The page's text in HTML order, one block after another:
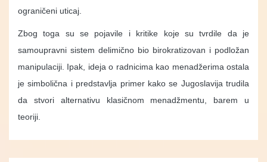
ograničeni uticaj.
Zbog toga su se pojavile i kritike koje su tvrdile da je
samoupravni sistem delimično bio birokratizovan i podložan
manipulaciji. Ipak, ideja o radnicima kao menadžerima ostala
je simbolična i predstavlja primer kako se Jugoslavija trudila
da stvori alternativu klasičnom menadžmentu, barem u
teoriji.